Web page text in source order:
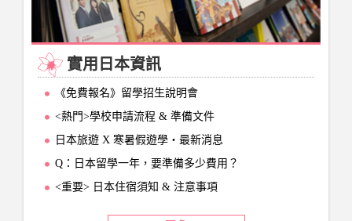
實用日本資訊
《免費報名》留學招生說明會
<熱門>學校申請流程 & 準備文件
日本旅遊 X 寒暑假遊學‧最新消息
Q：日本留學一年，要準備多少費用？
<重要> 日本住宿須知 & 注意事項